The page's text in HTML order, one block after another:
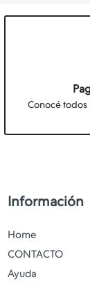
Conocé
Información
Home
CONTACTO
Ayuda